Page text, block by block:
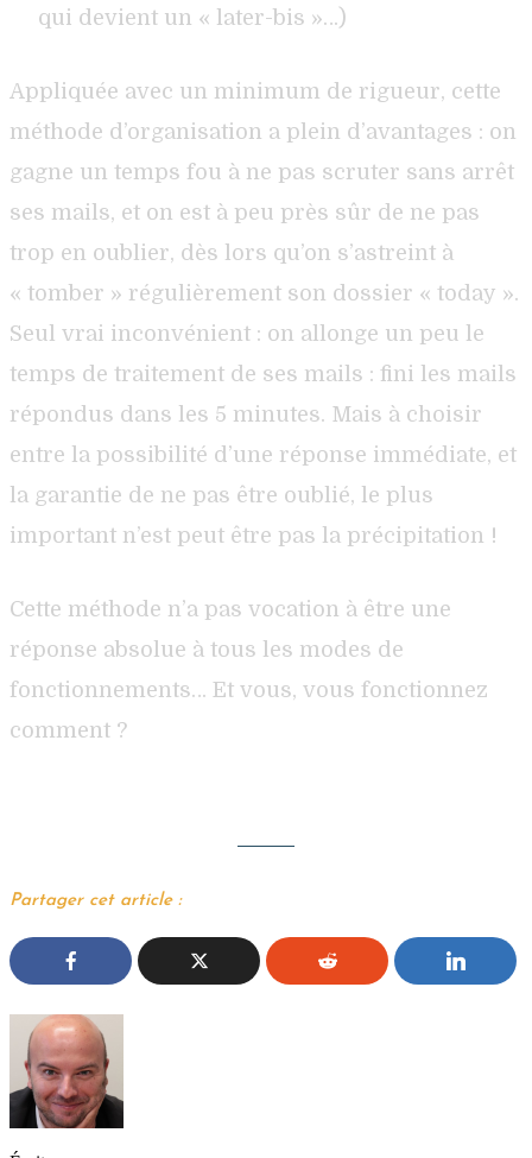
qui devient un « later-bis »…)
Appliquée avec un minimum de rigueur, cette
méthode d’organisation a plein d’avantages : on
gagne un temps fou à ne pas scruter sans arrêt
ses mails, et on est à peu près sûr de ne pas
trop en oublier, dès lors qu’on s’astreint à
« tomber » régulièrement son dossier « today ».
Seul vrai inconvénient : on allonge un peu le
temps de traitement de ses mails : fini les mails
répondus dans les 5 minutes. Mais à choisir
entre la possibilité d’une réponse immédiate, et
la garantie de ne pas être oublié, le plus
important n’est peut être pas la précipitation !
Cette méthode n’a pas vocation à être une
réponse absolue à tous les modes de
fonctionnements… Et vous, vous fonctionnez
comment ?
Partager cet article :